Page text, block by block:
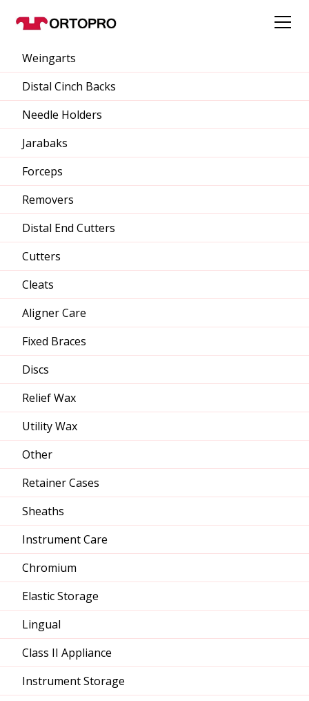
Weingarts
Distal Cinch Backs
Needle Holders
Jarabaks
Forceps
Removers
Distal End Cutters
Cutters
Cleats
Aligner Care
Fixed Braces
Discs
Relief Wax
Utility Wax
Other
Retainer Cases
Sheaths
Instrument Care
Chromium
Elastic Storage
Lingual
Class II Appliance
Instrument Storage